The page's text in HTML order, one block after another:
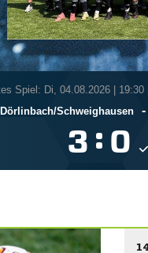
Spiel: Di, 04.08.2026| 19:30
​Schweighausen
-
 : 